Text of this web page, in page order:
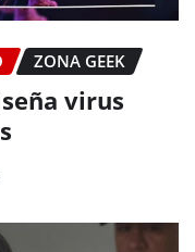
ZONA GEEK
virus